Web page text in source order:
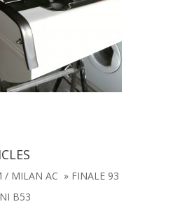
/ MILAN AC » FINALE 93
B53